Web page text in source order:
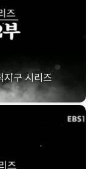
지구 시리즈